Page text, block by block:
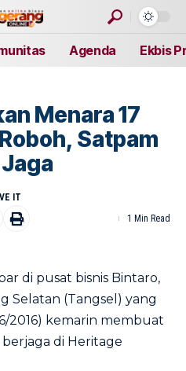
Agenda Ekbis
Menara 17
Satpam
1 Min Read
di pusat bisnis Bintaro,
Selatan (Tangsel) yang
2016) kemarin membuat
di Heritage